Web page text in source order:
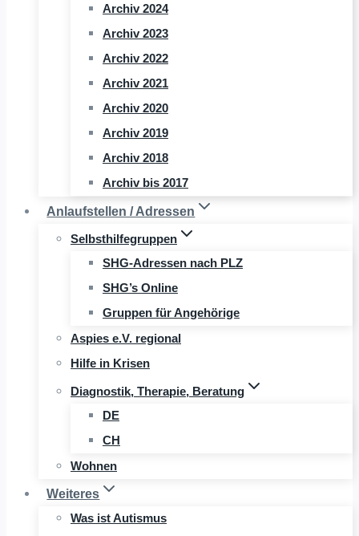
Archiv 2024
Archiv 2023
Archiv 2022
Archiv 2021
Archiv 2020
Archiv 2019
Archiv 2018
Archiv bis 2017
Anlaufstellen / Adressen
Selbsthilfegruppen
SHG-Adressen nach PLZ
SHG’s Online
Gruppen für Angehörige
Aspies e.V. regional
Hilfe in Krisen
Diagnostik, Therapie, Beratung
DE
CH
Wohnen
Weiteres
Was ist Autismus